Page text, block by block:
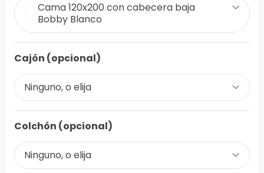
Cama 120x200 con cabecera baja
Bobby Blanco
Cajón (opcional)
Ninguno, o elija
Colchón (opcional)
Ninguno, o elija